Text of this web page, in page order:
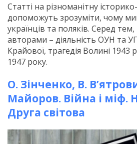
Статті на різноманітну
допоможуть зрозуміти, чому
українців та поляків. Серед
авторами – діяльність ОУН та
Крайової, трагедія Волині 1943
1947 року.
О. Зінченко, В.
Майоров. Війна і міф.
Друга світова